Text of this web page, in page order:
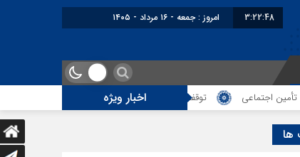
3:22:49 برابر با : Friday - 7 August - 2026
اخبار ویژه
توقف‌های مرزی، هزینه‌های پنهان و ضعف مدیریت؛ زنگ خطری برای آینده
ها